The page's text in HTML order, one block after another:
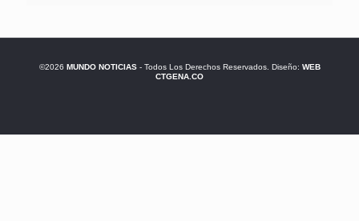
©2026 MUNDO NOTICIAS- Todos Los Derechos Reservados. Diseño: WEB
CTGENA.CO